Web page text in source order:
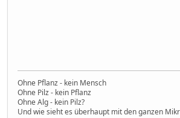
Ohne Pflanz - kein Mensch
Ohne Pilz - kein Pflanz
Ohne Alg - kein Pilz?
Und wie sieht es überhaupt mit den ganzen